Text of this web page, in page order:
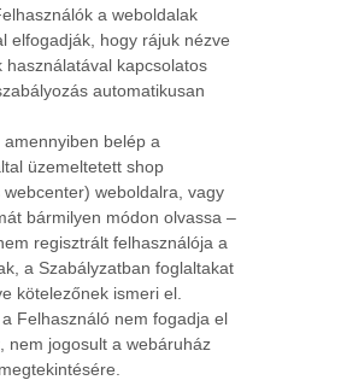
a weboldalak
elfogadják, hogy rájuk nézve
használatával kapcsolatos
automatikusan
amennyiben belép a
üzemeltetett shop
webcenter) weboldalra, vagy
bármilyen módon olvassa –
regisztrált felhasználója a
a Szabályzatban foglaltakat
kötelezőnek ismeri el.
Felhasználó nem fogadja el
nem jogosult a webáruház